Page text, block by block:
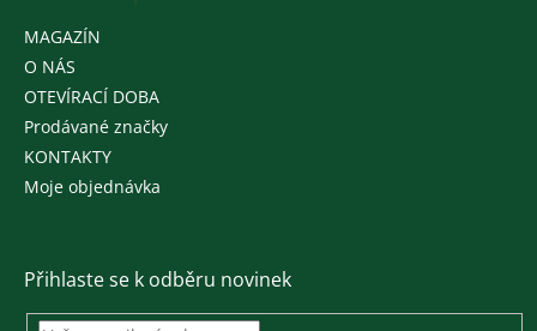
MAGAZÍN
O NÁS
OTEVÍRACÍ DOBA
Prodávané značky
KONTAKTY
Moje objednávka
Přihlaste se k odběru novinek